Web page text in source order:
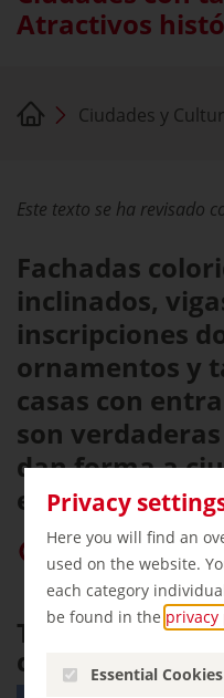
Privacy
Here you will find an
used on the website.
each category
be found in the privacy
Essential Cookies
Atractivos
Ciudades y
Este texto se ha revisado
Fachadas
inclinados,
inscripciones
ornamentos y
casas con
son
dan forma a
enteras con su
Dar prioridad a
Tubinga: Estilo
callejuelas